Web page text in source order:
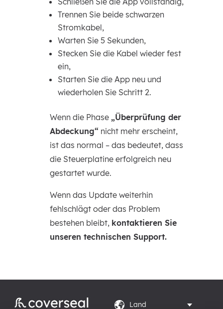
Trennen Sie beide schwarzen
Stromkabel,
Warten Sie 5 Sekunden,
Stecken Sie die Kabel wieder fest
ein,
Starten Sie die App neu und
wiederholen Sie Schritt 2.
Wenn die Phase „Überprüfung der
Abdeckung“ nicht mehr erscheint,
ist das normal – das bedeutet, dass
die Steuerplatine erfolgreich neu
gestartet wurde.
Wenn das Update weiterhin
fehlschlägt oder das Problem
bestehen bleibt, kontaktieren Sie
unseren technischen Support.